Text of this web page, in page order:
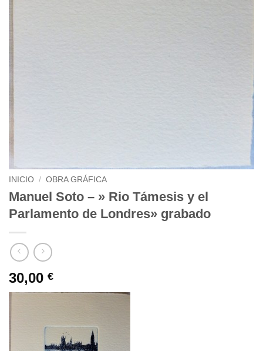
INICIO / OBRA GRÁFICA
Manuel Soto – » Rio Támesis y el
Parlamento de Londres» grabado
30,00 €